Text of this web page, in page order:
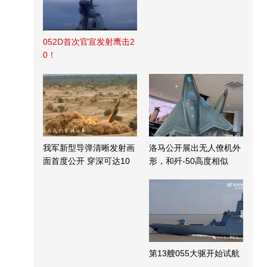
052D首次官宣发射鹰击2
0！
我军新型导弹清晰发射画
面首度公开 穿深可达10
洛马公开展出无人僚机外
形，和歼-50高度相似
第13艘055大驱开始试航